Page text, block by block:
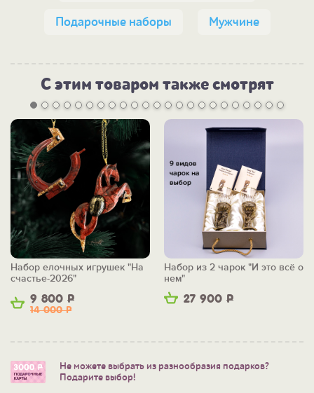
Подарочные наборы Мужчине
С этим товаром также смотрят
9 800 Р
14 000Р
Набор елочных игрушек "На
счастье-2026"
27 900 Р
Набор из 2 чарок "И это всё о
нем"
Не можете выбрать из разнообразия подарков?
Подарите выбор!